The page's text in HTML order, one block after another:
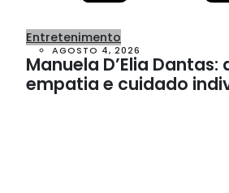
Entretenimento
AGOSTO 4, 2026
Manuela D’Elia
empatia e cuidado